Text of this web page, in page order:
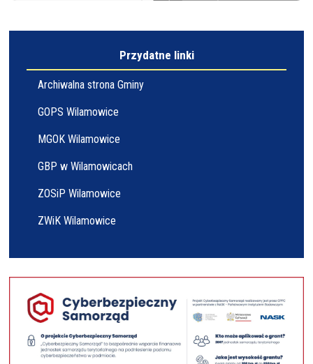
Przydatne linki
Archiwalna strona Gminy
GOPS Wilamowice
MGOK Wilamowice
GBP w Wilamowicach
ZOSiP Wilamowice
ZWiK Wilamowice